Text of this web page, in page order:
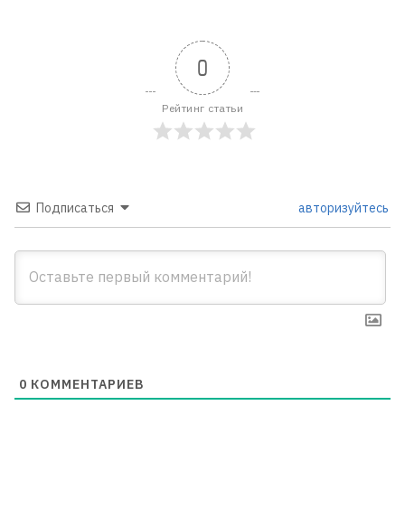
0
Рейтинг статьи
Подписаться авторизуйтесь
0 КОММЕНТАРИЕВ